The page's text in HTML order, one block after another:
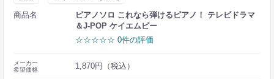
商品名
ピアノソロ これなら弾けるピアノ！ テレビドラマ
＆J-POP ケイエムピー
☆☆☆☆☆ 0件の評価
メーカー
希望価格
1,870円（税込）